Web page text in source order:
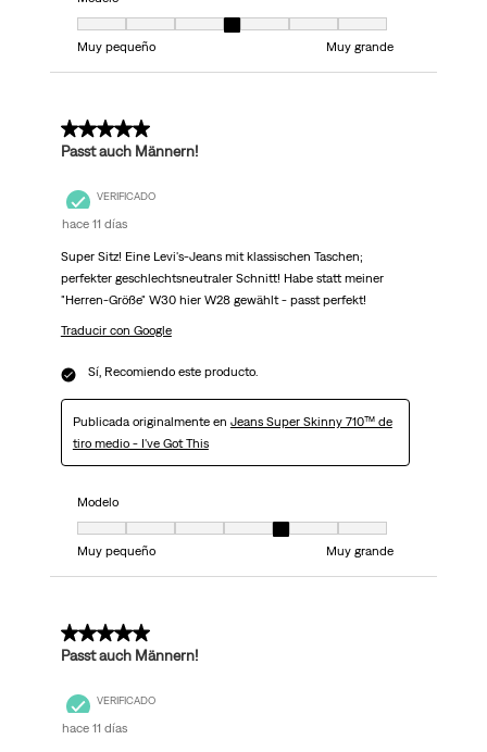
Modelo, 4 de 7, donde 1 es igual a Muy pequeño y 7 es igual a Muy
Muy pequeño
Muy grande
5 de 5 estrellas.
Passt auch Männern!
VERIFICADO
hace 11 días
Super Sitz! Eine Levi's-Jeans mit klassischen Taschen;
perfekter geschlechtsneutraler Schnitt! Habe statt meiner
"Herren-Größe" W30 hier W28 gewählt - passt perfekt!
Traducir con Google
Sí, Recomiendo este producto.
Publicada originalmente en Jeans Super Skinny 710™ de
tiro medio - I've Got This
Modelo
Modelo, 5 de 7, donde 1 es igual a Muy pequeño y 7 es igual a Muy
Muy pequeño
Muy grande
5 de 5 estrellas.
Passt auch Männern!
VERIFICADO
hace 11 días